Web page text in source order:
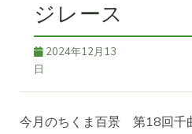
ジレース
2024年12月13
日
今月のちくま百景 第18回千